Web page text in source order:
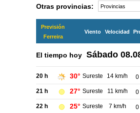
Otras provincias:
Previsión
Ferreira
Viento Velocidad
El tiempo hoy Sábado
20 h 30° Sureste 14 km/h 0
21 h 27° Sureste 11 km/h 0
22 h 25° Sureste 7 km/h 0